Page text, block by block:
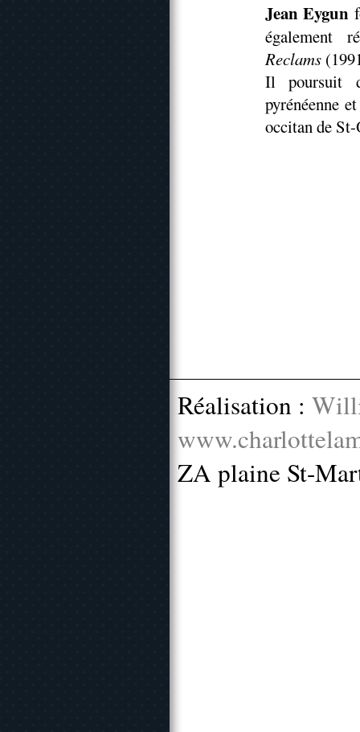
Jean Eygun
également
Reclams
Il poursuit
pyrénéenne
occitan de
Réalisation :
ZA plaine St-